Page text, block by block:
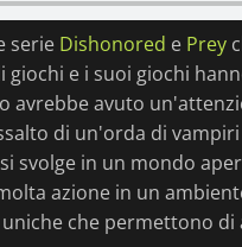
serie Dishonored e Prey
e i suoi giochi
avrebbe avuto
di un'orda di
in un mondo
azione in un
che permettono